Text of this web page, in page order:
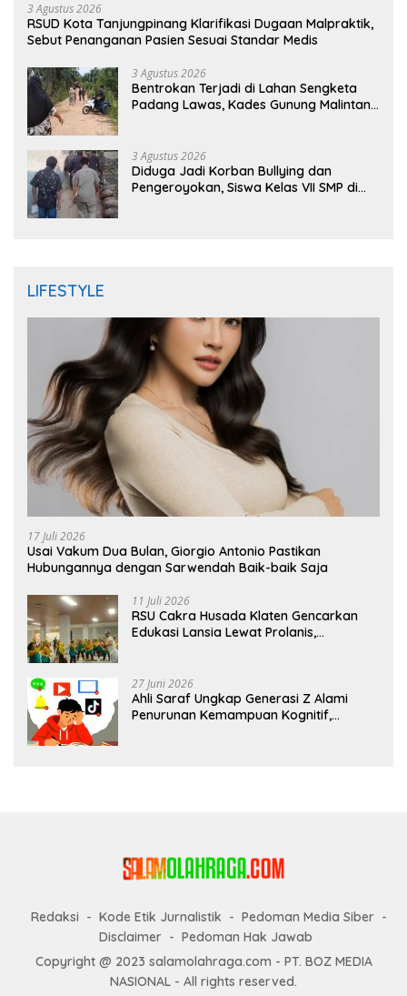
3 Agustus 2026
RSUD Kota Tanjungpinang Klarifikasi Dugaan Malpraktik,
Sebut Penanganan Pasien Sesuai Standar Medis
3 Agustus 2026
Bentrokan Terjadi di Lahan Sengketa
Padang Lawas, Kades Gunung Malintang
3 Agustus 2026
Diduga Jadi Korban Bullying dan
Pengeroyokan, Siswa Kelas VII SMP di
LIFESTYLE
17 Juli 2026
Usai Vakum Dua Bulan, Giorgio Antonio Pastikan
Hubungannya dengan Sarwendah Baik-baik Saja
11 Juli 2026
RSU Cakra Husada Klaten Gencarkan
Edukasi Lansia Lewat Prolanis,
27 Juni 2026
Ahli Saraf Ungkap Generasi Z Alami
Penurunan Kemampuan Kognitif,
Redaksi Kode Etik Jurnalistik
Pedoman Media Siber
Disclaimer
Pedoman Hak Jawab
Copyright @ 2023 salamolahraga.com - PT. BOZ MEDIA
NASIONAL - All rights reserved.